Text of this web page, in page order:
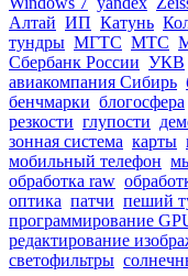
Алтай ИП Катунь
тундры МГТС МТС
Сбербанк России УКВ
авиакомпания Сибирь
бенчмарки блогосфера
резкости глупости
зонная система карты
мобильный телефон
обработка raw
оптика патчи пеший
программирование
редактирование
светофильтры